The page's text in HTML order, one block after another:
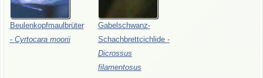
Beulenkopfmaulbrüter
- Cyrtocara moorii
Gabelschwanz-
Schachbrettcichlide -
Dicrossus
filamentosus